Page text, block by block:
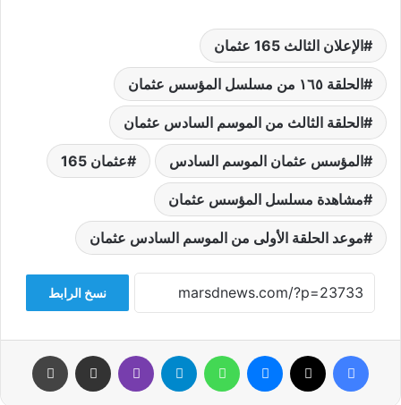
الإعلان الثالث 165 عثمان
الحلقة ١٦٥ من مسلسل المؤسس عثمان
الحلقة الثالث من الموسم السادس عثمان
المؤسس عثمان الموسم السادس عثمان 165
مشاهدة مسلسل المؤسس عثمان
موعد الحلقة الأولى من الموسم السادس عثمان
نسخ الرابط
فيسبوك ماسنجر واتساب تيلقرام ڤايبر مشاركة عبر البريد